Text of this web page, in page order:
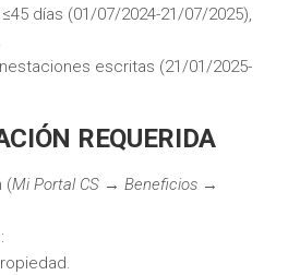
≤45 días (01/07/2024-21/07/2025),
escritas (21/01/2025-
REQUERIDA
(Mi Portal CS → Beneficios →